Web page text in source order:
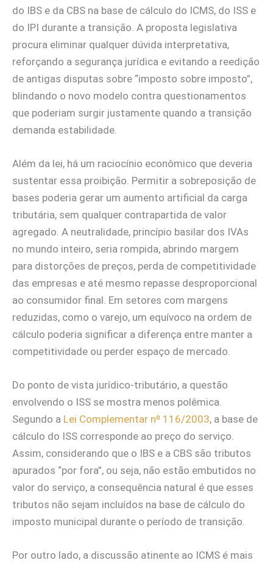
do IBS e da CBS na base de cálculo do ICMS, do ISS e
do IPI durante a transição. A proposta legislativa
procura eliminar qualquer dúvida interpretativa,
reforçando a segurança jurídica e evitando a reedição
de antigas disputas sobre “imposto sobre imposto”,
blindando o novo modelo contra questionamentos
que poderiam surgir justamente quando a transição
demanda estabilidade.
Além da lei, há um raciocínio econômico que deveria
sustentar essa proibição. Permitir a sobreposição de
bases poderia gerar um aumento artificial da carga
tributária, sem qualquer contrapartida de valor
agregado. A neutralidade, princípio basilar dos IVAs
no mundo inteiro, seria rompida, abrindo margem
para distorções de preços, perda de competitividade
das empresas e até mesmo repasse desproporcional
ao consumidor final. Em setores com margens
reduzidas, como o varejo, um equívoco na ordem de
cálculo poderia significar a diferença entre manter a
competitividade ou perder espaço de mercado.
Do ponto de vista jurídico-tributário, a questão
envolvendo o ISS se mostra menos polêmica.
Segundo a Lei Complementar nº 116/2003, a base de
cálculo do ISS corresponde ao preço do serviço.
Assim, considerando que o IBS e a CBS são tributos
apurados “por fora”, ou seja, não estão embutidos no
valor do serviço, a consequência natural é que esses
tributos não sejam incluídos na base de cálculo do
imposto municipal durante o período de transição.
Por outro lado, a discussão atinente ao ICMS é mais